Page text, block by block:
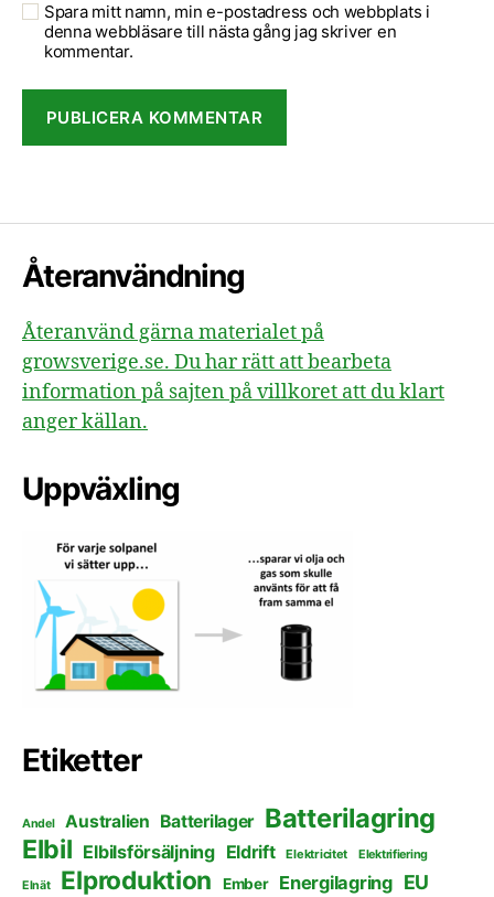
Spara mitt namn, min e-postadress och webbplats i
denna webbläsare till nästa gång jag skriver en
kommentar.
Återanvändning
Återanvänd gärna materialet på
growsverige.se. Du har rätt att bearbeta
information på sajten på villkoret att du klart
anger källan.
Uppväxling
Etiketter
Andel Australien Batterilager Batterilagring
Elbil Elbilsförsäljning Eldrift Elektricitet Elektrifiering
Elnät Elproduktion Ember Energilagring EU